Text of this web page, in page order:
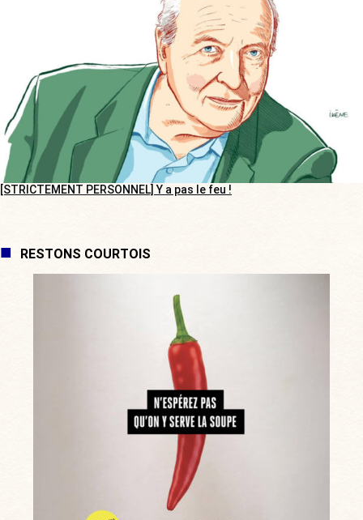
[STRICTEMENT PERSONNEL] Y a pas le feu !
RESTONS COURTOIS